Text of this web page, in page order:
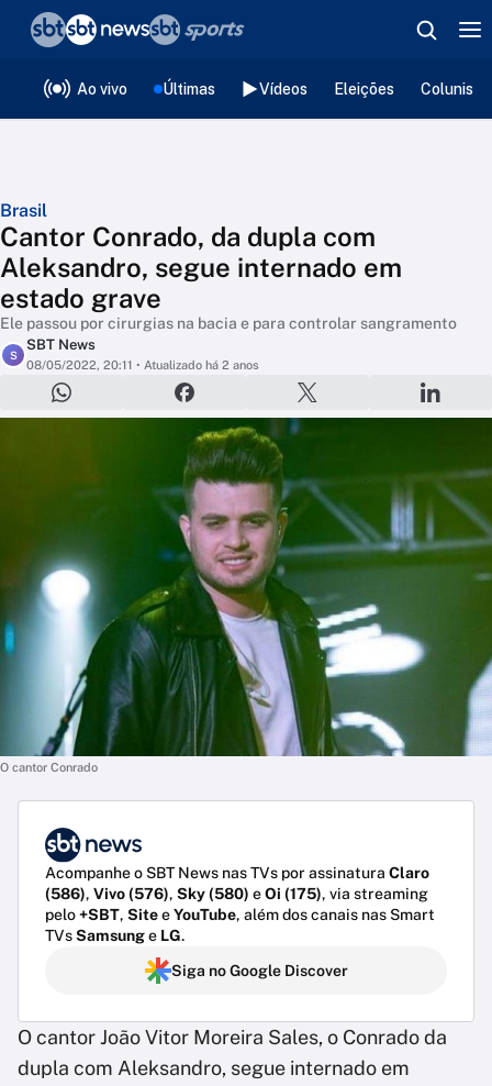
Ao vivo Últimas Vídeos Eleições
Brasil
Cantor Conrado, da dupla com
Aleksandro, segue internado em
estado grave
Ele passou por cirurgias na bacia e para controlar sangramento
S
SBT News
08/05/2022, 20:11 • Atualizado há 2 anos
O cantor Conrado
Acompanhe o SBT News nas TVs por assinatura Claro
(586), Vivo (576), Sky (580) eOi (175), via streaming
pelo+SBT, SiteeYouTube, além dos canais nas Smart
TVsSamsunge LG.
Siga no Google Discover
O cantor João Vitor Moreira Sales, o Conrado da
dupla com Aleksandro, segue internado em
❮voltar
Editorias